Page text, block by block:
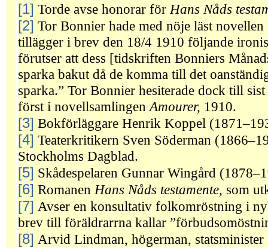
[1] Torde avse honorar förHans Nåds
[2] Tor Bonnier hade med nöje läst
tillägger i brev den 18/4 1910 följande
förutser att dess [tidskriften Bonniers
sparka bakut då de komma till det
sparka.” Tor Bonnier hesiterade dock till
först i novellsamlingenAmourer, 1910.
[3] Bokförläggare Henrik Koppel
[4] Teaterkritikern Sven Söderman
Stockholms Dagblad.
[5] Skådespelaren Gunnar Wingård
[6] RomanenHans Nåds testamente, som
[7] Avser en konsultativ folkomröstning i
brev till föräldrarrna kallar
[8] Arvid Lindman, högerman, statsminister